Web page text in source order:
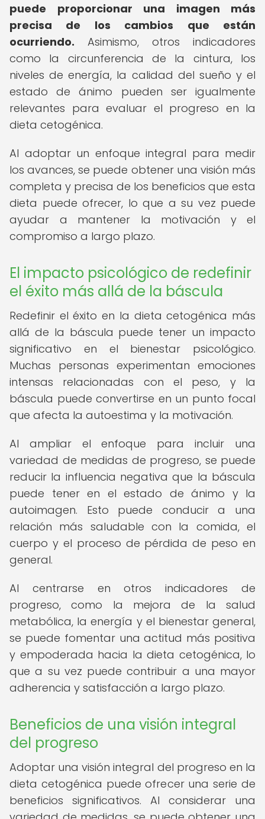
puede proporcionar una imagen más
precisa de los cambios que están
ocurriendo. Asimismo, otros indicadores
como la circunferencia de la cintura, los
niveles de energía, la calidad del sueño y el
estado de ánimo pueden ser igualmente
relevantes para evaluar el progreso en la
dieta cetogénica.
Al adoptar un enfoque integral para medir
los avances, se puede obtener una visión más
completa y precisa de los beneficios que esta
dieta puede ofrecer, lo que a su vez puede
ayudar a mantener la motivación y el
compromiso a largo plazo.
El impacto psicológico de redefinir
el éxito más allá de la báscula
Redefinir el éxito en la dieta cetogénica más
allá de la báscula puede tener un impacto
significativo en el bienestar psicológico.
Muchas personas experimentan emociones
intensas relacionadas con el peso, y la
báscula puede convertirse en un punto focal
que afecta la autoestima y la motivación.
Al ampliar el enfoque para incluir una
variedad de medidas de progreso, se puede
reducir la influencia negativa que la báscula
puede tener en el estado de ánimo y la
autoimagen. Esto puede conducir a una
relación más saludable con la comida, el
cuerpo y el proceso de pérdida de peso en
general.
Al centrarse en otros indicadores de
progreso, como la mejora de la salud
metabólica, la energía y el bienestar general,
se puede fomentar una actitud más positiva
y empoderada hacia la dieta cetogénica, lo
que a su vez puede contribuir a una mayor
adherencia y satisfacción a largo plazo.
Beneficios de una visión integral
del progreso
Adoptar una visión integral del progreso en la
dieta cetogénica puede ofrecer una serie de
beneficios significativos. Al considerar una